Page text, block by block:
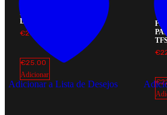
Adicionar a Lista de Desejos
KIT DE VERROUILLAGE
DU CAPOT AVEC CLÉ
€25.00
€25.00
Adicionar
€
€